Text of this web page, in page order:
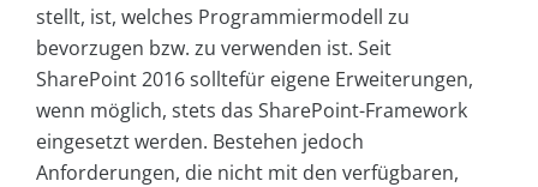
stellt, ist, welches Programmiermodell zu
bevorzugen bzw. zu verwenden ist. Seit
SharePoint 2016 solltefür eigene Erweiterungen,
wenn möglich, stets das SharePoint-Framework
eingesetzt werden. Bestehen jedoch
Anforderungen, die nicht mit den verfügbaren,